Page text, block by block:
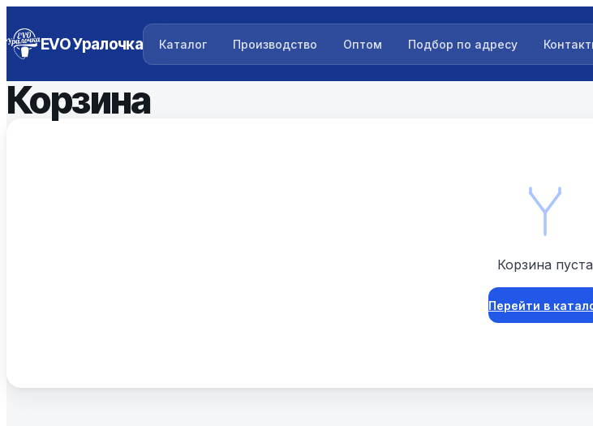
EVO Уралочка Каталог Производство Оптом Подбор по адресу
Корзина
Корзина пуста
Перейти в